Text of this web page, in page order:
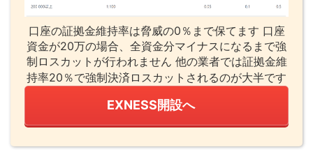
口座の証拠金維持率は脅威の0％まで保てます 口座
資金が20万の場合、全資金分マイナスになるまで強
制ロスカットが行われません 他の業者では証拠金維
持率20％で強制決済ロスカットされるのが大半です
EXNESS開設へ